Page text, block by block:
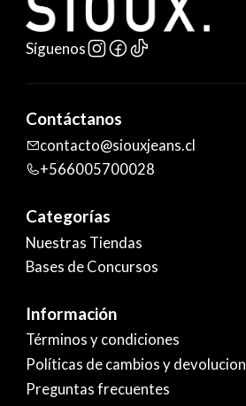
Síguenos
Contáctanos
contacto@siouxjeans.cl
+566005700028
Categorías
Nuestras Tiendas
Bases de Concursos
Información
Términos y condiciones
Políticas de cambios y
Preguntas frecuentes